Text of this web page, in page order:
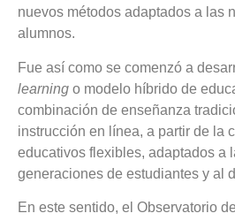
nuevos métodos adaptados a las
alumnos.
Fue así como se comenzó a
learning o modelo híbrido de
combinación de enseñanza
instrucción en línea, a partir de la
educativos flexibles, adaptados a
generaciones de estudiantes y al
En este sentido, el Observatorio